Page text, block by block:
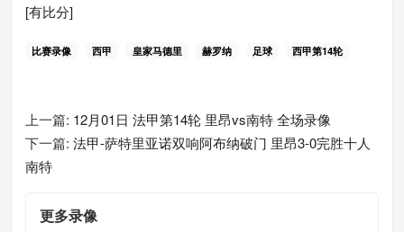
[有比分]
比赛录像 西甲 皇家马德里 赫罗纳 足球 西甲第14轮
上一篇: 12月01日 法甲第14轮 里昂vs南特 全场录像
下一篇: 法甲-萨特里亚诺双响阿布纳破门 里昂3-0完胜十人
南特
更多录像